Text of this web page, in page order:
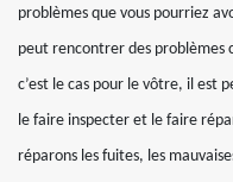
problèmes que vous pourriez
peut rencontrer des problèmes
c’est le cas pour le vôtre, il est
le faire inspecter et le faire
réparons les fuites, les